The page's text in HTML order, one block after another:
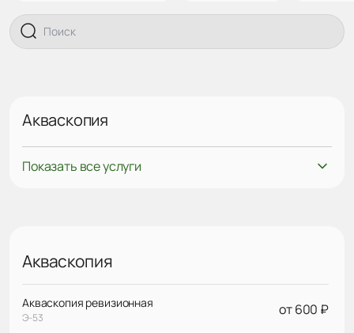
Акваскопия
Показать все услуги
Акваскопия
Акваскопия ревизионная
Э-53 от 600 ₽